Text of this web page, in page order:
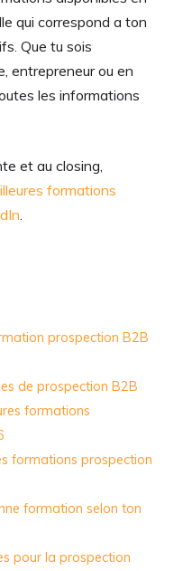
qui correspond a ton
Que tu sois
entrepreneur ou en
les informations
et au closing,
formations
.
prospection B2B
de prospection B2B
formations
formations prospection
formation selon ton
pour la prospection